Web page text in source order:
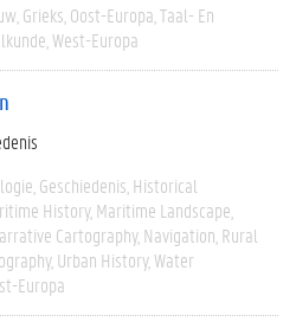
Grieks Oost-Europa Taal- En
West-Europa
Geschiedenis Historical
History Maritime Landscape
Cartography Navigation Rural
Urban History Water
Europa